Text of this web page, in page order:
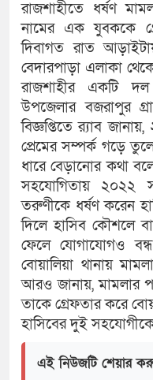
রাজশাহীতে ধর্ষণ
নামের এক যুবককে
দিবাগত রাত
বেদারপাড়া এলাকা
রাজশাহীর একটি
উপজেলার বজরাপুর
বিজ্ঞপ্তিতে র‌্যাব
প্রেমের সম্পর্ক গড়ে
ধারে বেড়ানোর কথা
সহযোগিতায় ২০২২
তরুণীকে ধর্ষণ করেন
দিলে হাসিব কৌশলে
ফেলে যোগাযোগও
বোয়ালিয়া থানায়
আরও জানায়, মামলার
তাকে গ্রেফতার করে
হাসিবের দুই
এই নিউজটি শেয়ার